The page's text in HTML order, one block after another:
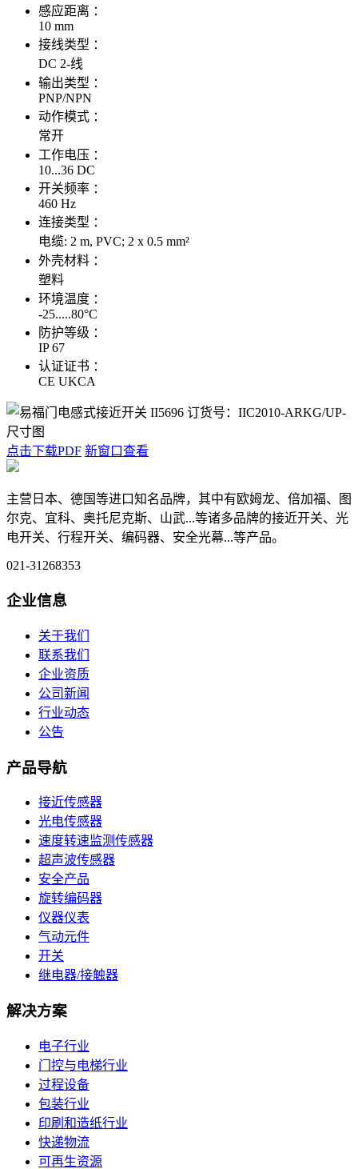
感应距离 ：
10 mm
接线类型 ：
DC 2-线
输出类型 ：
PNP/NPN
动作模式 ：
常开
工作电压 ：
10...36 DC
开关频率 ：
460 Hz
连接类型 ：
电缆: 2 m, PVC; 2 x 0.5 mm²
外壳材料 ：
塑料
环境温度 ：
-25.....80°C
防护等级 ：
IP 67
认证证书 ：
CE UKCA
点击下载PDF 新窗口查看
主营日本、德国等进口知名品牌，其中有欧姆龙、倍加福、图
尔克、宜科、奥托尼克斯、山武...等诸多品牌的接近开关、光
电开关、行程开关、编码器、安全光幕...等产品。
021-31268353
企业信息
关于我们
联系我们
企业资质
公司新闻
行业动态
公告
产品导航
接近传感器
光电传感器
速度转速监测传感器
超声波传感器
安全产品
旋转编码器
仪器仪表
气动元件
开关
继电器/接触器
解决方案
电子行业
门控与电梯行业
过程设备
包装行业
印刷和造纸行业
快递物流
可再生资源